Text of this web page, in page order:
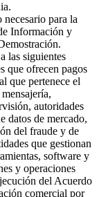
para la
Información y
las siguientes
que ofrecen pagos
que pertenece el
autoridades
datos de mercado,
del fraude y de
que gestionan
software y
y operaciones
del Acuerdo
comercial por